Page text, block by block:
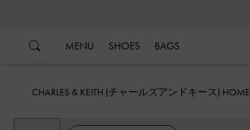
MENU SHOES BAGS
CHARLES & KEITH (チャールズアンドキース) HOME